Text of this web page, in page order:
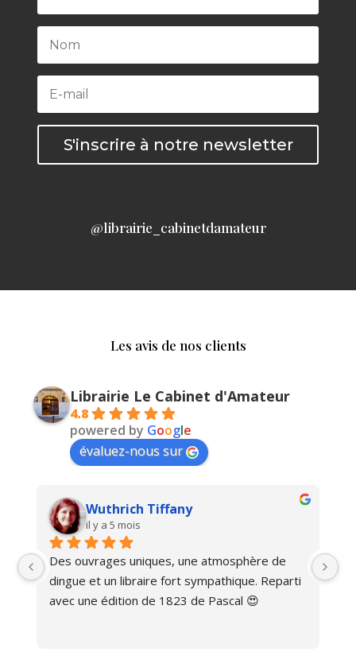
S'inscrire à notre newsletter
@librairie_cabinetdamateur
Les avis de nos clients
Librairie Le Cabinet d'Amateur
4.8
powered by Google
évaluez-nous sur
Wuthrich Tiffany
il y a 5 mois
Des ouvrages uniques, une atmosphère de
dingue et un libraire fort sympathique. Reparti
avec une édition de 1823 de Pascal 😍